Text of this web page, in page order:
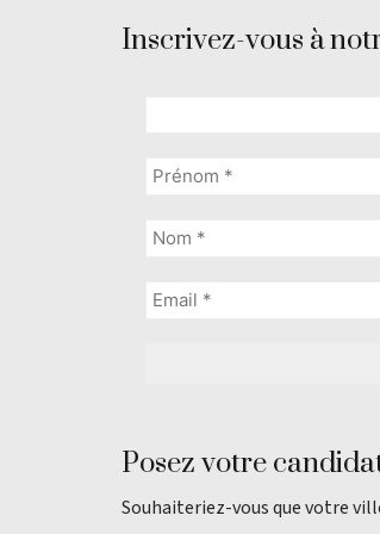
Inscrivez-vous à
Posez votre
Souhaiteriez-vous que votre